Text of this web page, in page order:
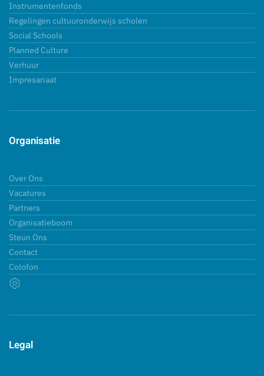
Instrumentenfonds
Regelingen cultuuronderwijs scholen
Social Schools
Planned Culture
Verhuur
Impresariaat
Organisatie
Over Ons
Vacatures
Partners
Organisatieboom
Steun Ons
Contact
Colofon
Legal